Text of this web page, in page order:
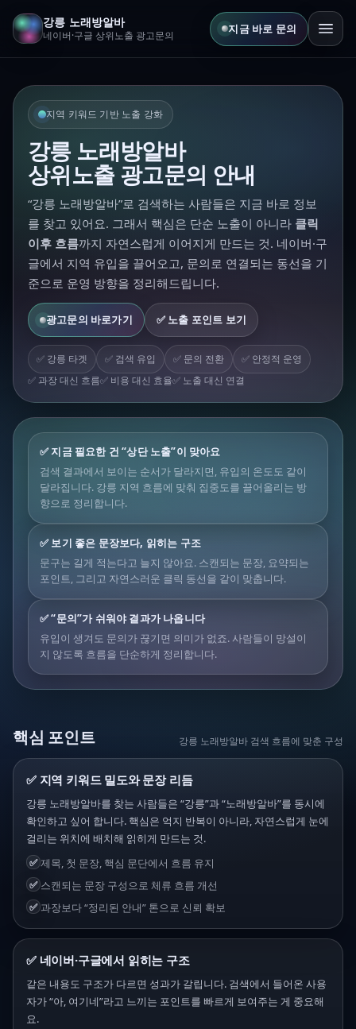
강릉 노래방알바
네이버·구글 상위노출 광고문의 지금 바로 문의
지역 키워드 기반 노출 강화
강릉 노래방알바
상위노출 광고문의 안내
“강릉 노래방알바”로 검색하는 사람들은 지금 바로 정보
를 찾고 있어요. 그래서 핵심은 단순 노출이 아니라 클릭
이후 흐름까지 자연스럽게 이어지게 만드는 것. 네이버·구
글에서 지역 유입을 끌어오고, 문의로 연결되는 동선을 기
준으로 운영 방향을 정리해드립니다.
광고문의 바로가기 ✅ 노출 포인트 보기
✅ 강릉 타겟 ✅ 검색 유입 ✅ 문의 전환
✅ 안정적 운영
✅ 과장 대신 흐름✅ 비용 대신 효율✅ 노출 대신 연결
✅ 지금 필요한 건 “상단 노출”이 맞아요
검색 결과에서 보이는 순서가 달라지면, 유입의 온도도 같이
달라집니다. 강릉 지역 흐름에 맞춰 집중도를 끌어올리는 방
향으로 정리합니다.
✅ 보기 좋은 문장보다, 읽히는 구조
문구는 길게 적는다고 늘지 않아요. 스캔되는 문장, 요약되는
포인트, 그리고 자연스러운 클릭 동선을 같이 맞춥니다.
✅ “문의”가 쉬워야 결과가 나옵니다
유입이 생겨도 문의가 끊기면 의미가 없죠. 사람들이 망설이
지 않도록 흐름을 단순하게 정리합니다.
핵심 포인트 강릉 노래방알바 검색 흐름에 맞춘 구성
✅ 지역 키워드 밀도와 문장 리듬
강릉 노래방알바를 찾는 사람들은 “강릉”과 “노래방알바”를 동시에
확인하고 싶어 합니다. 핵심은 억지 반복이 아니라, 자연스럽게 눈에
걸리는 위치에 배치해 읽히게 만드는 것.
✅ 제목, 첫 문장, 핵심 문단에서 흐름 유지
✅ 스캔되는 문장 구성으로 체류 흐름 개선
✅ 과장보다 “정리된 안내” 톤으로 신뢰 확보
✅ 네이버·구글에서 읽히는 구조
같은 내용도 구조가 다르면 성과가 갈립니다. 검색에서 들어온 사용
자가 “아, 여기네”라고 느끼는 포인트를 빠르게 보여주는 게 중요해
요.